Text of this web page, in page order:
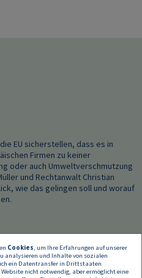
EU sicherstellen, dass es in
Firmen zu keiner
oder auch Umweltverschmutzung
und Rechtanwalt Christian
wie das gelingen soll und worauf
Cookies, um Ihre Erfahrungen auf unserer
analysieren und Inhalte von sozialen
ein Datentransfer in Drittstaaten
nicht notwendig, aber ermöglicht eine